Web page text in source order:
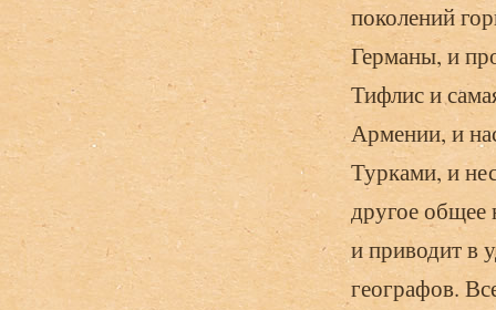
поколений
Германы, и
Тифлис и
Армении, и
Турками, и
другое общее
и приводит в
географов.